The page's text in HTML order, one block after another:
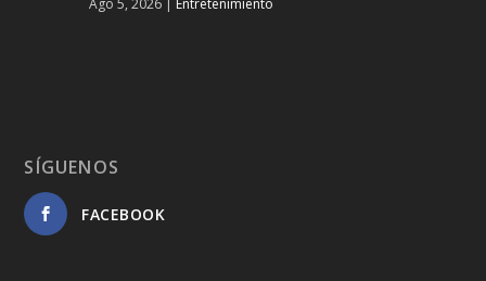
SÍGUENOS
FACEBOOK